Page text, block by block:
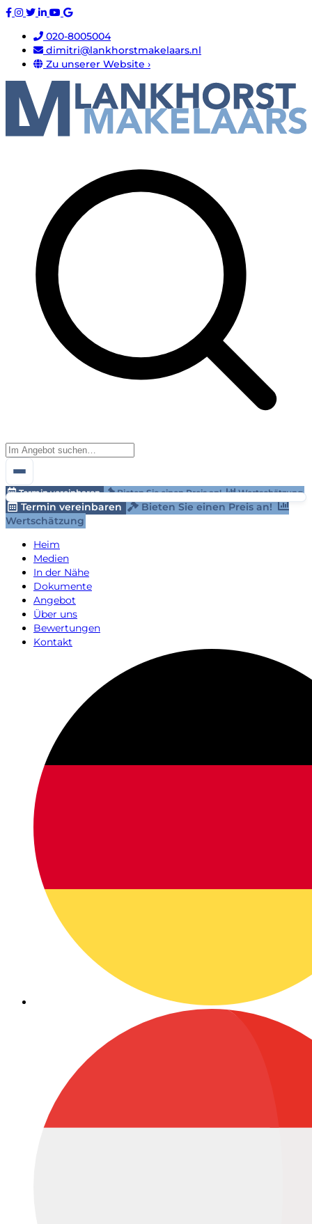
020-8005004
dimitri@lankhorstmakelaars.nl
Zu unserer Website ›
Termin vereinbaren Bieten Sie einen Preis an! Wertschätzung
Termin vereinbaren
Bieten Sie einen Preis an!
Wertschätzung
Heim
Medien
In der Nähe
Dokumente
Angebot
Über uns
Bewertungen
Kontakt